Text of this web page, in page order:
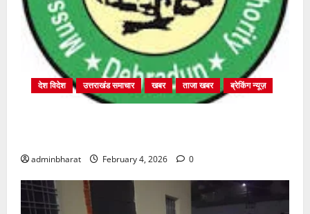
देश विदेश उत्तराखंड समाचार खबर ताजा खबर ब्रेकिंग न्यूज़
adminbharat February 4, 2026 0